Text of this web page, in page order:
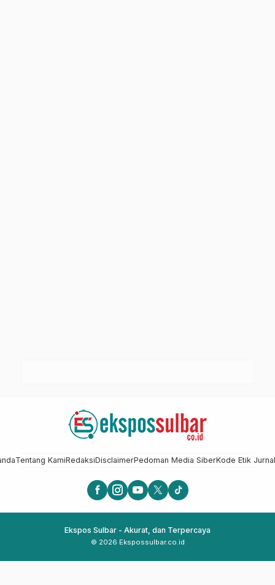
Tentang KamiRedaksiDisclaimerPedoman Media SiberKode Etik
Ekspos Sulbar - Akurat, dan Terpercaya
© 2026 Ekspossulbar.co.id